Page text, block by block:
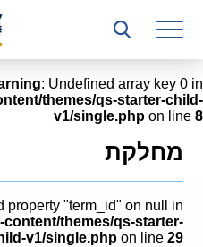
רשות המחקר
היחידה העסקית (T3)
קשרי תעשייה
ביה”ס ללימודי המשך
המכון הישראלי
משאבי אנוש
: Undefined array key 0 in
themes/qs-starter-child-
v1/single.php on line 8
מחלקת
property "term_id" on null in
themes/qs-starter-
v1/single.phpon line 29